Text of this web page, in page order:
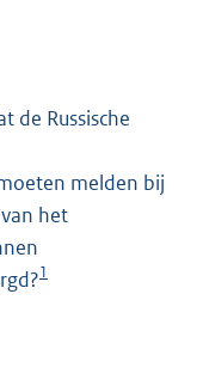
de Russische
melden bij
het
1